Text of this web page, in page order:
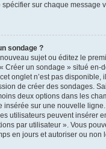
sur chaque message
sondage ?
sujet ou éditez le
Créer un sondage » situé en-
onglet n’est pas disponible,
de créer des sondages.
deux options dans les
insérée sur une nouvelle
utilisateurs peuvent insérer
par utilisateur ». Vous
en jours et autoriser ou non